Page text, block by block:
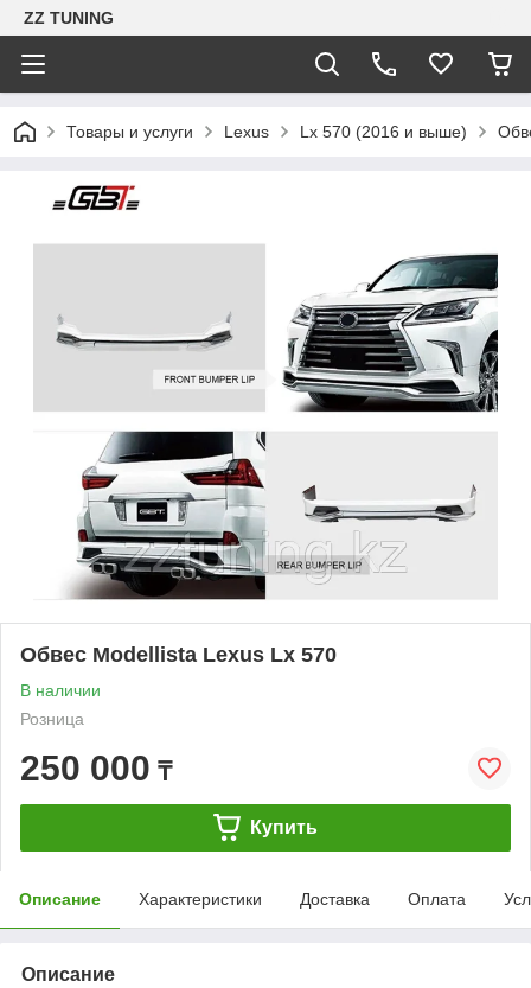
ZZ TUNING
Товары и услуги Lexus Lx 570 (2016 и выше)
Обвес Modellista Lexus Lx 570
В наличии
Розница
250 000 ₸
Купить
Описание Характеристики Доставка Оплата
Описание